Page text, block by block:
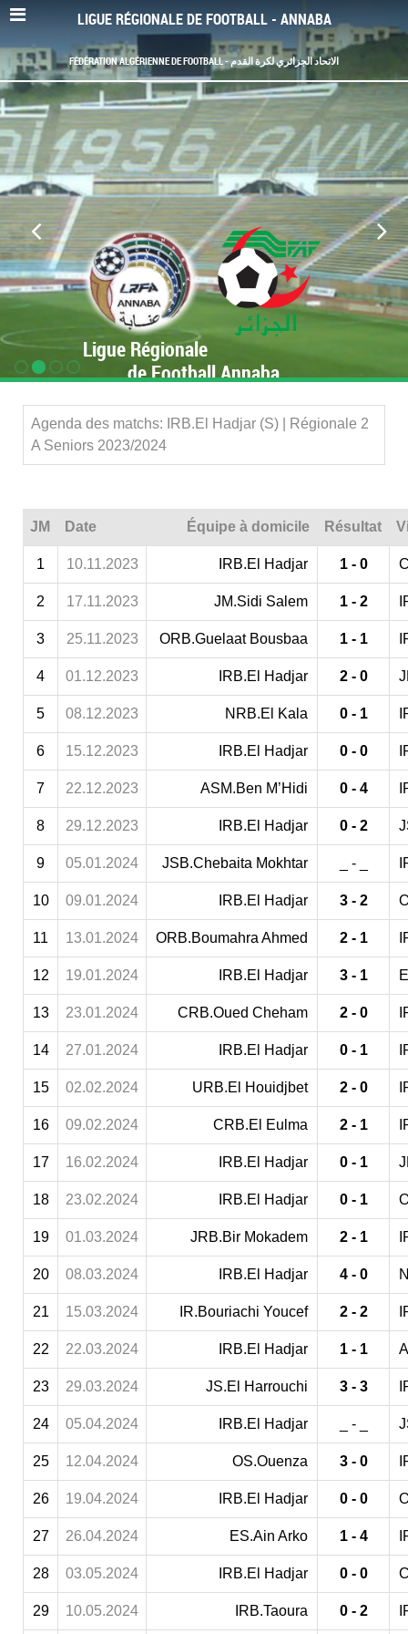
LIGUE RÉGIONALE DE FOOTBALL - ANNABA
FÉDÉRATION ALGÉRIENNE DE FOOTBALL - الاتحاد الجزائري لكرة القدم
Ligue Régionale
de Football Annaba
Agenda des matchs: IRB.El Hadjar (S) | Régionale 2
A Seniors 2023/2024
JM Date Équipe à domicile Résultat
1 10.11.2023 IRB.El Hadjar 1 - 0
2 17.11.2023 JM.Sidi Salem 1 - 2
3 25.11.2023 ORB.Guelaat Bousbaa 1 - 1
4 01.12.2023 IRB.El Hadjar 2 - 0
5 08.12.2023 NRB.El Kala 0 - 1
6 15.12.2023 IRB.El Hadjar 0 - 0
7 22.12.2023 ASM.Ben M’Hidi 0 - 4
8 29.12.2023 IRB.El Hadjar 0 - 2
9 05.01.2024 JSB.Chebaita Mokhtar _ - _
10 09.01.2024 IRB.El Hadjar 3 - 2
11 13.01.2024 ORB.Boumahra Ahmed 2 - 1
12 19.01.2024 IRB.El Hadjar 3 - 1
13 23.01.2024 CRB.Oued Cheham 2 - 0
14 27.01.2024 IRB.El Hadjar 0 - 1
15 02.02.2024 URB.El Houidjbet 2 - 0
16 09.02.2024 CRB.El Eulma 2 - 1
17 16.02.2024 IRB.El Hadjar 0 - 1
18 23.02.2024 IRB.El Hadjar 0 - 1
19 01.03.2024 JRB.Bir Mokadem 2 - 1
20 08.03.2024 IRB.El Hadjar 4 - 0
21 15.03.2024 IR.Bouriachi Youcef 2 - 2
22 22.03.2024 IRB.El Hadjar 1 - 1
23 29.03.2024 JS.El Harrouchi 3 - 3
24 05.04.2024 IRB.El Hadjar _ - _
25 12.04.2024 OS.Ouenza 3 - 0
26 19.04.2024 IRB.El Hadjar 0 - 0
27 26.04.2024 ES.Ain Arko 1 - 4
28 03.05.2024 IRB.El Hadjar 0 - 0
29 10.05.2024 IRB.Taoura 0 - 2